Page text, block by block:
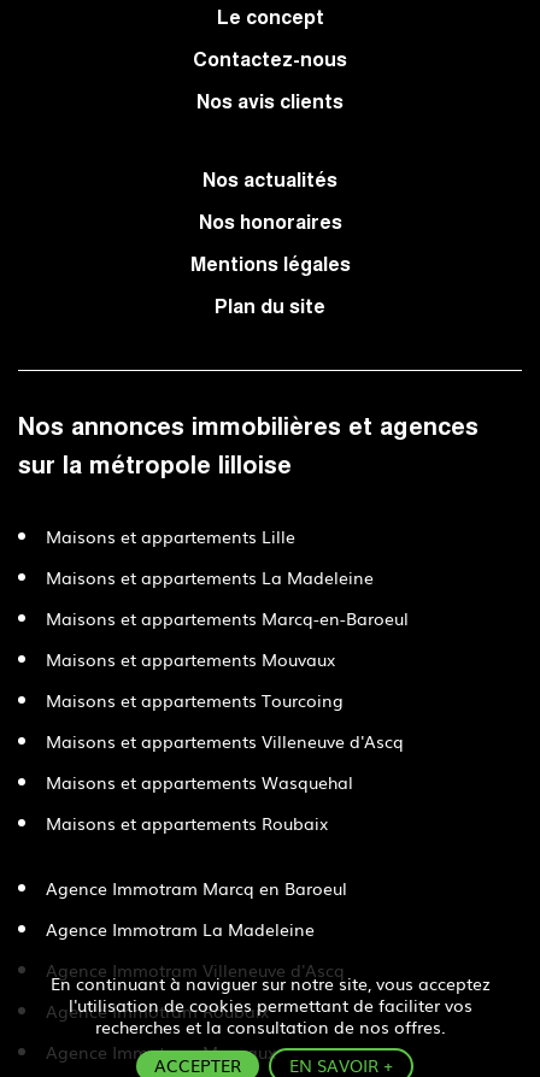
En continuant à naviguer sur notre site, vous acceptez
l'utilisation de cookies permettant de faciliter vos
recherches et la consultation de nos offres.
ACCEPTER
EN SAVOIR +
Le concept
Contactez-nous
Nos avis clients
Nos actualités
Nos honoraires
Mentions légales
Plan du site
Nos annonces immobilières et agences
sur la métropole lilloise
Maisons et appartements Lille
Maisons et appartements La Madeleine
Maisons et appartements Marcq-en-Baroeul
Maisons et appartements Mouvaux
Maisons et appartements Tourcoing
Maisons et appartements Villeneuve d'Ascq
Maisons et appartements Wasquehal
Maisons et appartements Roubaix
Agence Immotram Marcq en Baroeul
Agence Immotram La Madeleine
Agence Immotram Villeneuve d'Ascq
Agence Immotram Roubaix
Agence Immotram Mouvaux